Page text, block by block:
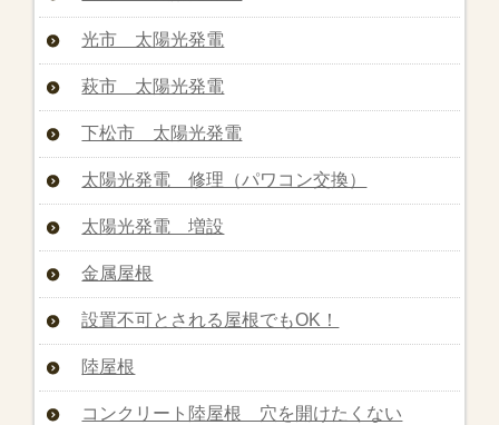
光市 太陽光発電
萩市 太陽光発電
下松市 太陽光発電
太陽光発電 修理（パワコン交換）
太陽光発電 増設
金属屋根
設置不可とされる屋根でもOK！
陸屋根
コンクリート陸屋根 穴を開けたくない